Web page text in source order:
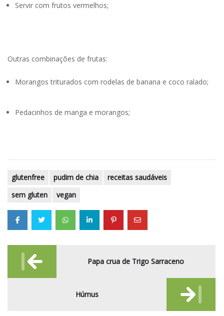
Servir com frutos vermelhos;
Outras combinações de frutas:
Morangos triturados com rodelas de banana e coco ralado;
Pedacinhos de manga e morangos;
glutenfree pudim de chia
receitas saudáveis
sem gluten
vegan
Post
navigation
Papa crua de Trigo Sarraceno
Húmus